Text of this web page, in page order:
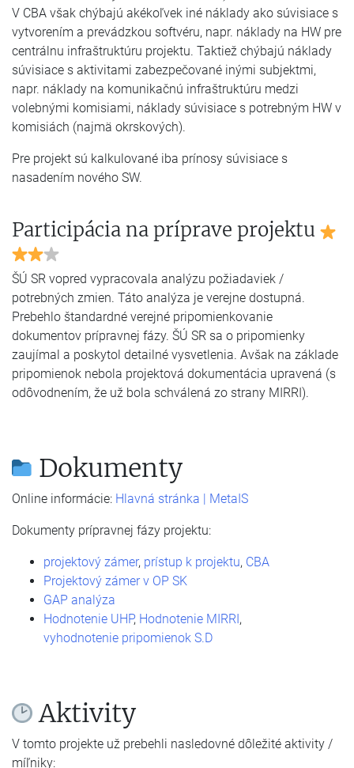
V CBA však chýbajú akékoľvek iné náklady ako súvisiace s
vytvorením a prevádzkou softvéru, napr. náklady na HW pre
centrálnu infraštruktúru projektu. Taktiež chýbajú náklady
súvisiace s aktivitami zabezpečované inými subjektmi,
napr. náklady na komunikačnú infraštruktúru medzi
volebnými komisiami, náklady súvisiace s potrebným HW v
komisiách (najmä okrskových).
Pre projekt sú kalkulované iba prínosy súvisiace s
nasadením nového SW.
Participácia na príprave projektu
ŠÚ SR vopred vypracovala analýzu požiadaviek /
potrebných zmien. Táto analýza je verejne dostupná.
Prebehlo štandardné verejné pripomienkovanie
dokumentov prípravnej fázy. ŠÚ SR sa o pripomienky
zaujímal a poskytol detailné vysvetlenia. Avšak na základe
pripomienok nebola projektová dokumentácia upravená (s
odôvodnením, že už bola schválená zo strany MIRRI).
Dokumenty
Online informácie: Hlavná stránka | MetaIS
Dokumenty prípravnej fázy projektu:
projektový zámer, prístup k projektu, CBA
Projektový zámer v OP SK
GAP analýza
Hodnotenie UHP, Hodnotenie MIRRI ,
vyhodnotenie pripomienok S.D
Aktivity
V tomto projekte už prebehli nasledovné dôležité aktivity /
míľniky: